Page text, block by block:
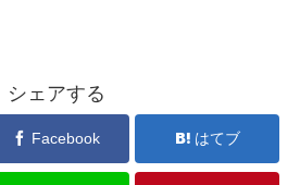
シェアする
Facebook はてブ